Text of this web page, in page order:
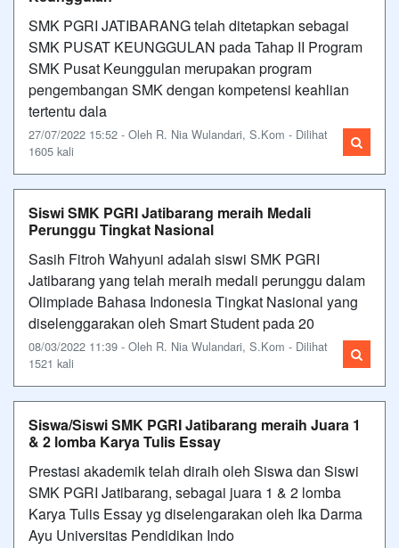
SMK PGRI JATIBARANG telah ditetapkan sebagai
SMK PUSAT KEUNGGULAN pada Tahap II Program
SMK Pusat Keunggulan merupakan program
pengembangan SMK dengan kompetensi keahlian
tertentu dala
27/07/2022 15:52 - Oleh R. Nia Wulandari, S.Kom - Dilihat
1605 kali
Siswi SMK PGRI Jatibarang meraih Medali
Perunggu Tingkat Nasional
Sasih Fitroh Wahyuni adalah siswi SMK PGRI
Jatibarang yang telah meraih medali perunggu dalam
Olimpiade Bahasa Indonesia Tingkat Nasional yang
diselenggarakan oleh Smart Student pada 20
08/03/2022 11:39 - Oleh R. Nia Wulandari, S.Kom - Dilihat
1521 kali
Siswa/Siswi SMK PGRI Jatibarang meraih Juara 1
& 2 lomba Karya Tulis Essay
Prestasi akademik telah diraih oleh Siswa dan Siswi
SMK PGRI Jatibarang, sebagai juara 1 & 2 lomba
Karya Tulis Essay yg diselengarakan oleh Ika Darma
Ayu Universitas Pendidikan Indo